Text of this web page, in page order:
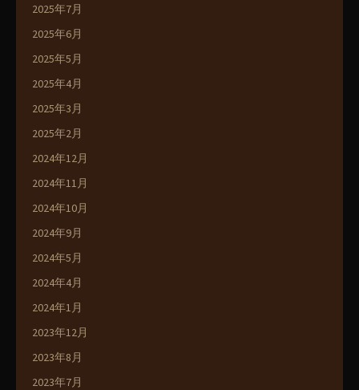
2025年7月
2025年6月
2025年5月
2025年4月
2025年3月
2025年2月
2024年12月
2024年11月
2024年10月
2024年9月
2024年5月
2024年4月
2024年1月
2023年12月
2023年8月
2023年7月